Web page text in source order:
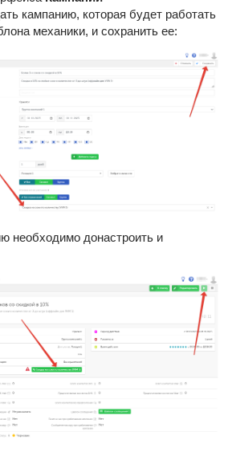
кампанию, которая будет работать
механики, и сохранить ее:
необходимо донастроить и